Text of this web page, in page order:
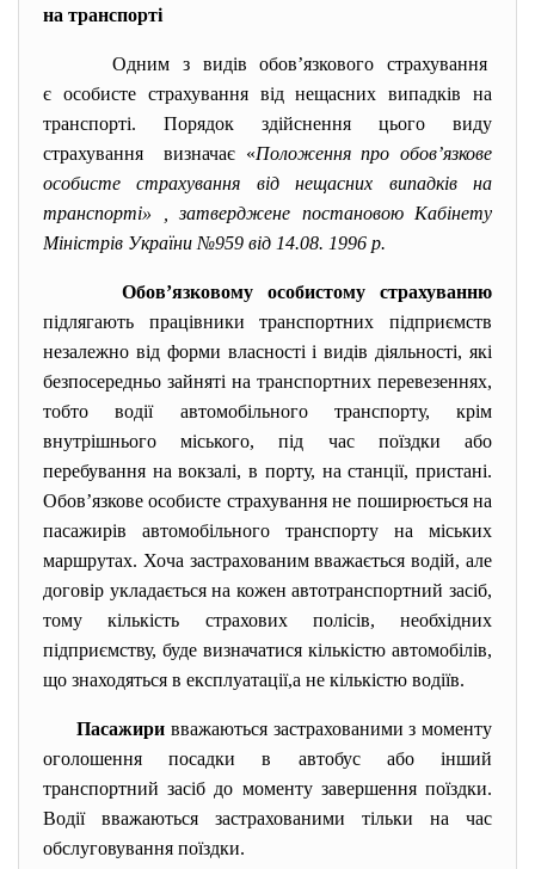
на транспорті
Одним з видів обов’язковогострахування
є особисте страхування від нещасних випадків на
транспорті. Порядок здійснення цього виду
страхування визначає «Положення про обов’язкове
особисте страхування від нещасних випадків на
транспорті» , затверджене постановою Кабінету
Міністрів України №959 від 14.08. 1996 р.
Обов’язковому особистому страхуванню
підлягають працівники транспортних підприємств
незалежно від форми власності і видів діяльності, які
безпосередньо зайняті на транспортних перевезеннях,
тобто водії автомобільного транспорту, крім
внутрішнього міського, під час поїздки або
перебування на вокзалі, в порту, на станції, пристані.
Обов’язкове особисте страхування не поширюється на
пасажирів автомобільного транспорту на міських
маршрутах. Хоча застрахованим вважається водій, але
договір укладається на кожен автотранспортний засіб,
тому кількість страхових полісів, необхідних
підприємству, буде визначатися кількістю автомобілів,
що знаходяться в експлуатації,а не кількістю водіїв.
Пасажири вважаються застрахованими з моменту
оголошення посадки в автобус або інший
транспортний засіб до моменту завершення поїздки.
Водії вважаються застрахованими тільки на час
обслуговування поїздки.